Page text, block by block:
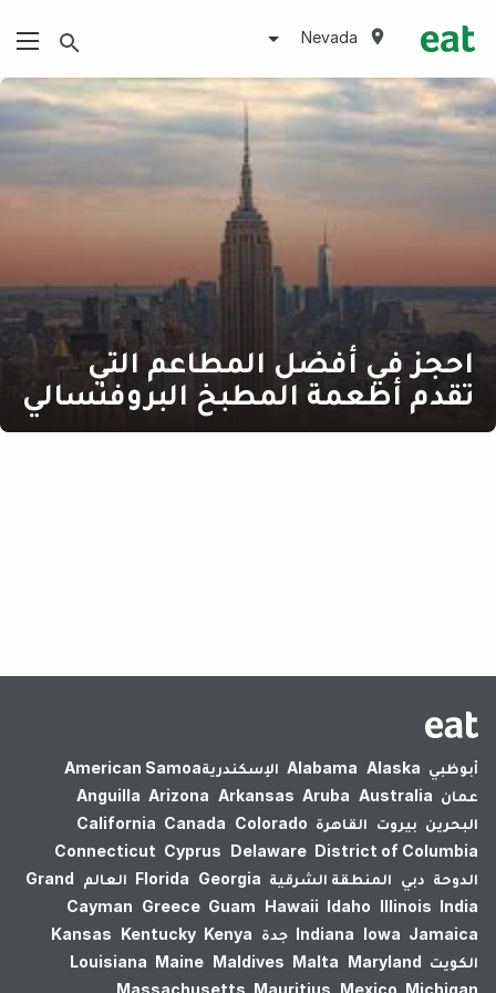
Nevada
احجز في أفضل المطاعم التي
تقدم أطعمة المطبخ البروفنسالي
أبوظبي Alabama Alaska الإسكندرية‎American Samoa
عمان
Anguilla Arizona Arkansas Aruba Australia
البحرين بيروت القاهرة California Canada Colorado
Connecticut Cyprus Delaware District of Columbia
الدوحة دبي المنطقة الشرقية Florida Georgia العالم
Grand
Cayman Greece Guam Hawaii Idaho Illinois India
Indiana Iowa Jamaica جدة Kansas Kentucky Kenya
الكويت
Louisiana Maine Maldives Malta Maryland